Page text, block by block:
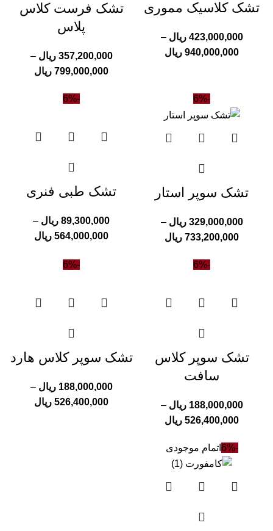
تشک کلاسیک مموری
423,000,000 ریال –
940,000,000 ریال
تشک فرست کلاس
پلاس
357,200,000 ریال –
799,000,000 ریال
-6%
تشک سوپر استار
329,000,000 ریال –
733,200,000 ریال
-6%
تشک طبی فنری
89,300,000 ریال –
564,000,000 ریال
-6%
تشک سوپر کلاس
سافت
188,000,000 ریال –
526,400,000 ریال
-6%
تشک سوپر کلاس هارد
188,000,000 ریال –
526,400,000 ریال
-6% اتمام موجودی